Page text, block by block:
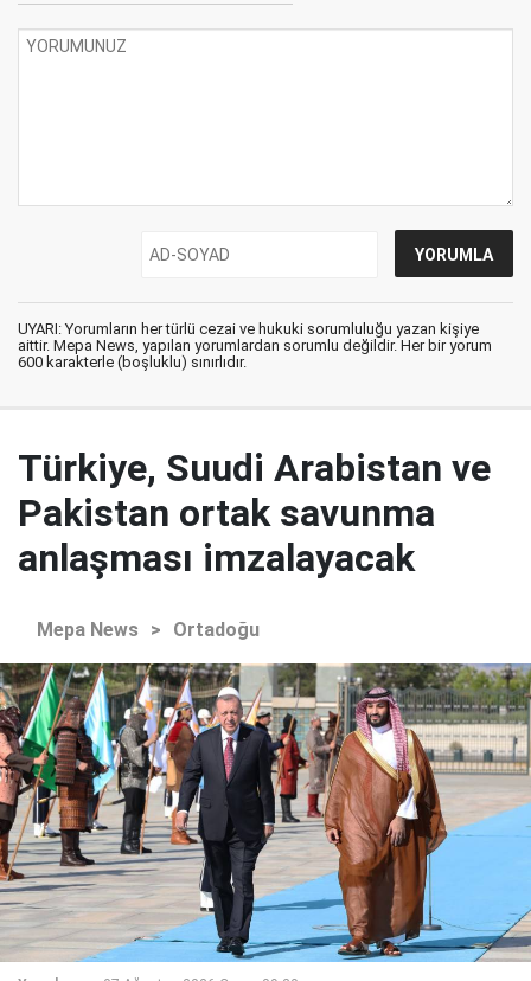
UYARI: Yorumların her türlü cezai ve hukuki sorumluluğu yazan kişiye
aittir. Mepa News, yapılan yorumlardan sorumlu değildir. Her bir yorum
600 karakterle (boşluklu) sınırlıdır.
Türkiye, Suudi Arabistan ve
Pakistan ortak savunma
anlaşması imzalayacak
Mepa News > Ortadoğu